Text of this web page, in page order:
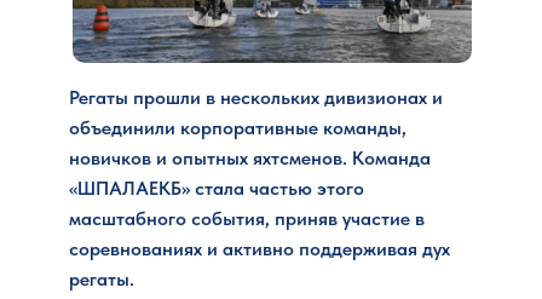
Регаты прошли в нескольких дивизионах и
объединили корпоративные команды,
новичков и опытных яхтсменов. Команда
«ШПАЛАЕКБ» стала частью этого
масштабного события, приняв участие в
соревнованиях и активно поддерживая дух
регаты.